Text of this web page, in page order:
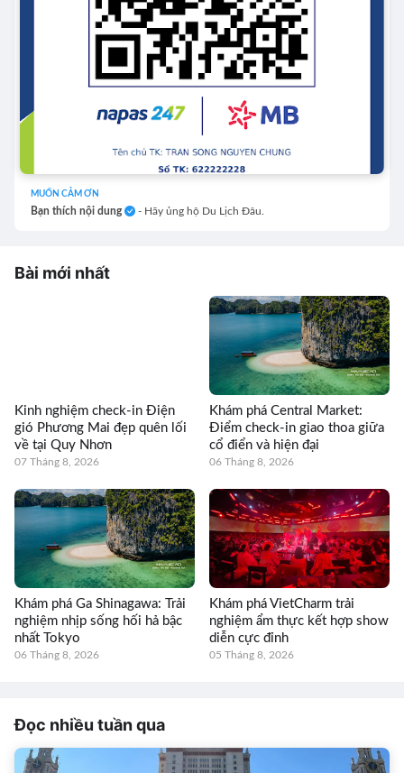
MUỐN CẢM ƠN
Bạn thích nội dung - Hãy ủng hộ Du Lịch Đâu.
Bài mới nhất
Kinh nghiệm check-in Điện
gió Phương Mai đẹp quên lối
về tại Quy Nhơn
07 Tháng 8, 2026
Khám phá Central Market:
Điểm check-in giao thoa giữa
cổ điển và hiện đại
06 Tháng 8, 2026
Khám phá Ga Shinagawa: Trải
nghiệm nhịp sống hối hả bậc
nhất Tokyo
06 Tháng 8, 2026
Khám phá VietCharm trải
nghiệm ẩm thực kết hợp show
diễn cực đỉnh
05 Tháng 8, 2026
Đọc nhiều tuần qua